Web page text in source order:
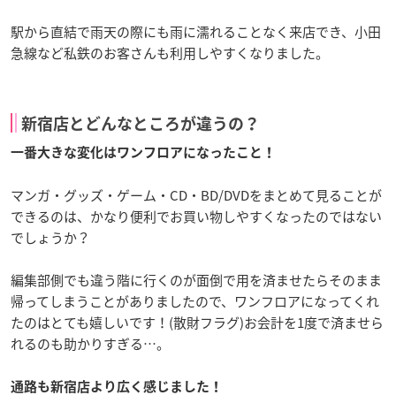
駅から直結で雨天の際にも雨に濡れることなく来店でき、小田
急線など私鉄のお客さんも利用しやすくなりました。
新宿店とどんなところが違うの？
一番大きな変化はワンフロアになったこと！
マンガ・グッズ・ゲーム・CD・BD/DVDをまとめて見ることが
できるのは、かなり便利でお買い物しやすくなったのではない
でしょうか？
編集部側でも違う階に行くのが面倒で用を済ませたらそのまま
帰ってしまうことがありましたので、ワンフロアになってくれ
たのはとても嬉しいです！(散財フラグ)お会計を1度で済ませら
れるのも助かりすぎる…。
通路も新宿店より広く感じました！